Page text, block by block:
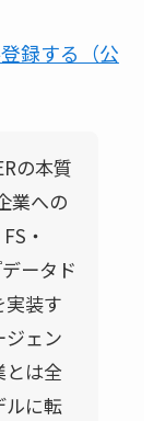
録する（公
の本質
業への
・
ータド
実装す
ジェン
とは全
ルに転